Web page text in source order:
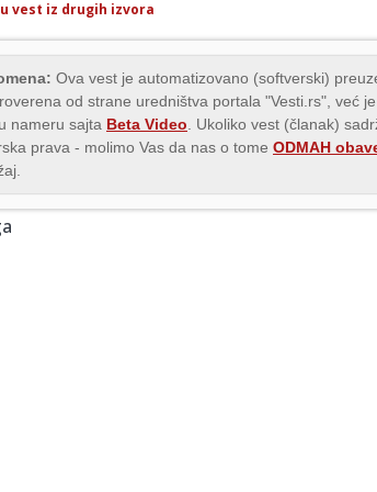
vest iz drugih izvora
Ova vest je automatizovano (softverski)
od strane uredništva portala "Vesti.rs", već
nameru sajta Beta Video . Ukoliko vest (članak)
prava - molimo Vas da nas o tome ODMAH